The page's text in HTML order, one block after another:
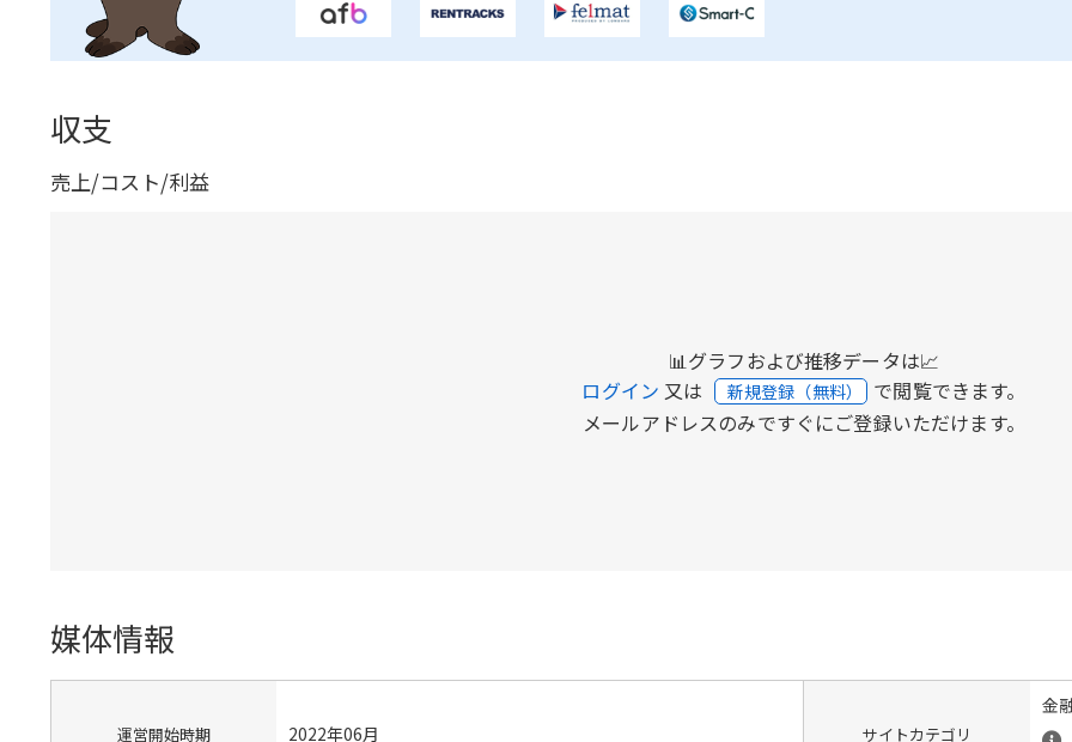
収支
売上/コスト/利益
📊グラフおよび推移データは📈
ログイン 又は 新規登録（無料） で閲覧できます。
メールアドレスのみですぐにご登録いただけます。
媒体情報
運営開始時期 2022年06月 サイトカテゴリ
金